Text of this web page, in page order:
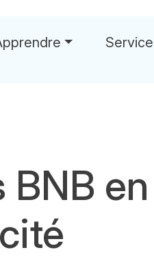
BNB en